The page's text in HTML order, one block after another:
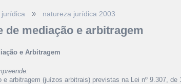
» natureza jurídica 2003
de mediação e arbitragem
e Arbitragem
e arbitragem (juízos arbitrais) previstas na Lei nº 9.307, de